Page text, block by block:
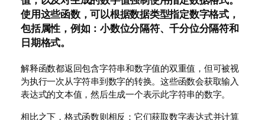
使用这些函数，可以根据数据类型指定数字格式，
包括属性，例如：小数位分隔符、千分位分隔符和
日期格式。
解释函数都返回包含字符串和数字值的双重值，但可被视
为执行一次从字符串到数字的转换。这些函数会获取输入
表达式的文本值，然后生成一个表示此字符串的数字。
相比之下，格式函数则相反：它们获取数字表达式并计算